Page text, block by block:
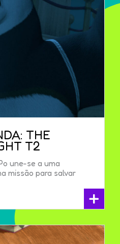
THE
T2
une-se a uma
missão para salvar
+